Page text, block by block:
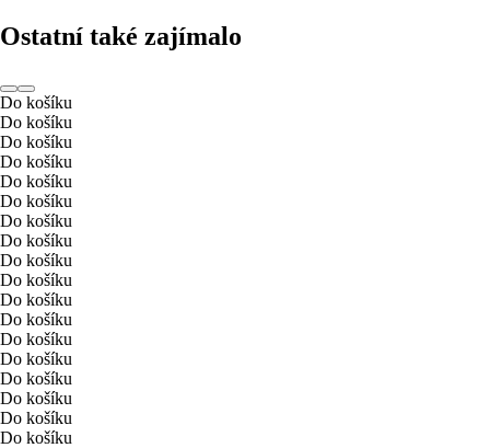
Ostatní také zajímalo
Do košíku
Do košíku
Do košíku
Do košíku
Do košíku
Do košíku
Do košíku
Do košíku
Do košíku
Do košíku
Do košíku
Do košíku
Do košíku
Do košíku
Do košíku
Do košíku
Do košíku
Do košíku